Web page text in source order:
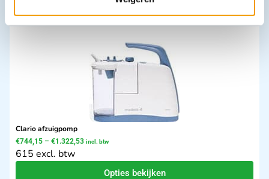
Clario afzuigpomp
€744,15 – €1.322,53 incl. btw
615 excl. btw
Opties bekijken